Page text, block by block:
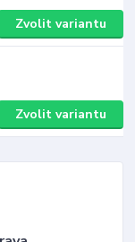
Zvolit variantu
Zvolit variantu